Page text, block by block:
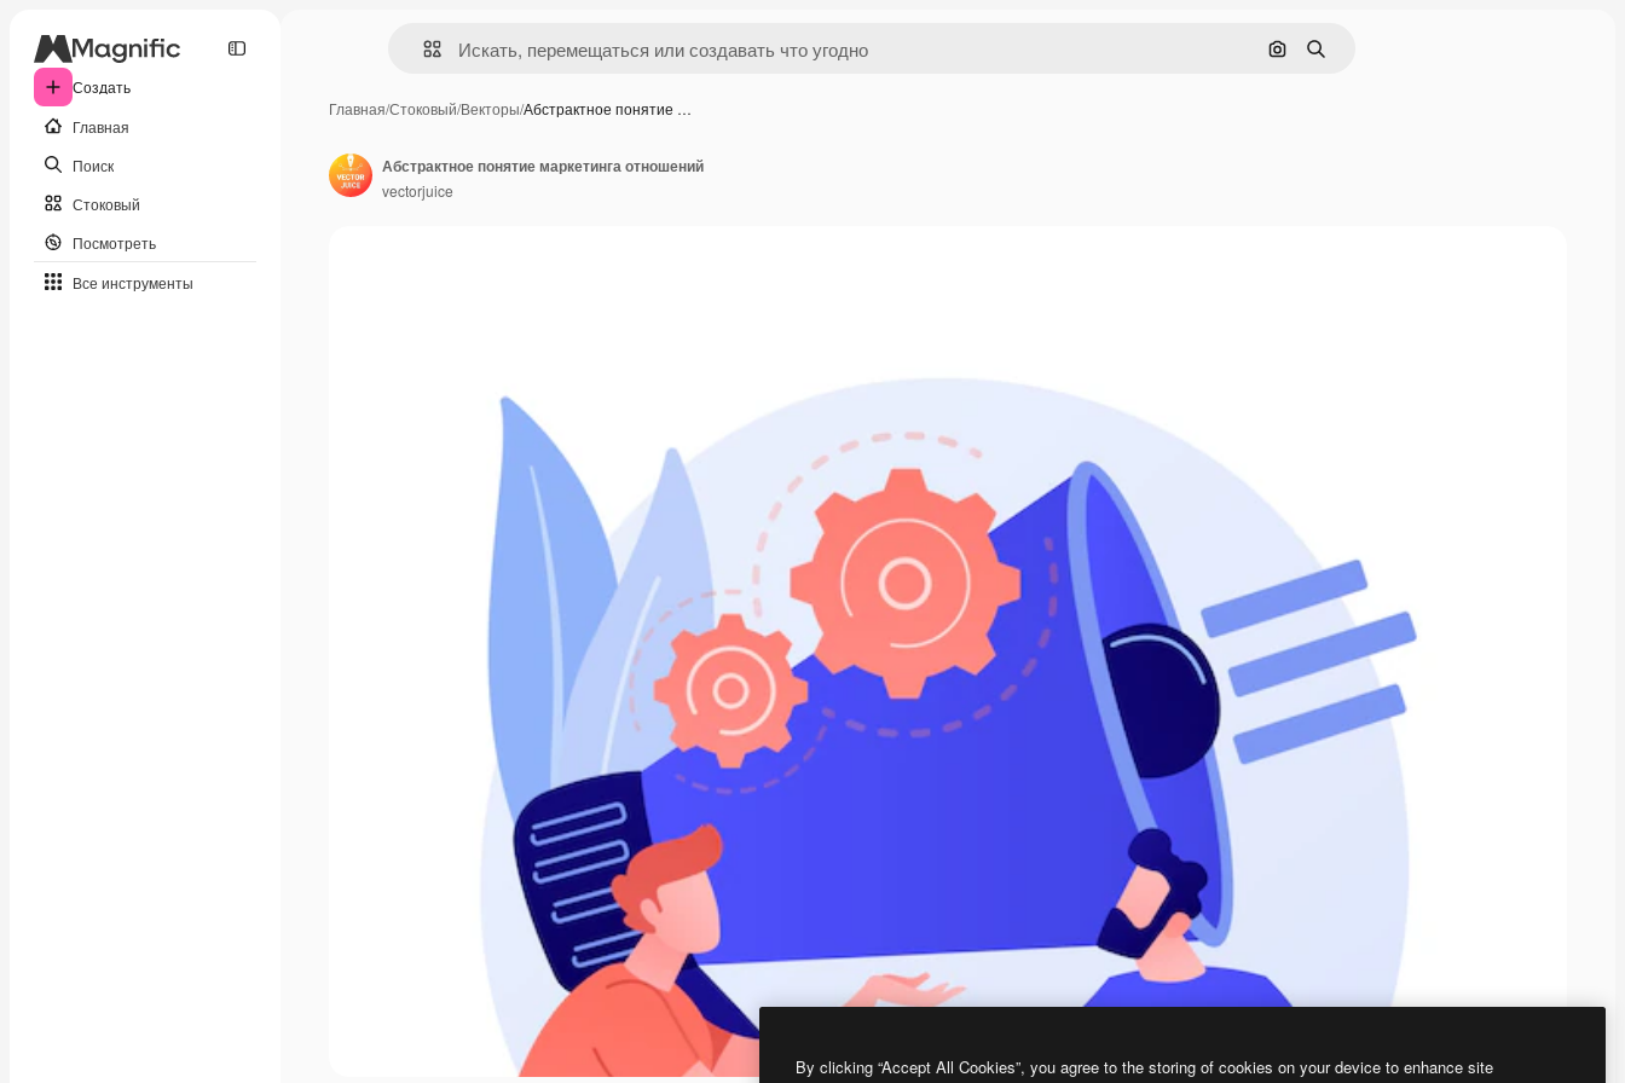
Создать
Главная
Поиск
Стоковый
Посмотреть
Все инструменты
Поиск по изображению
Поиск
Главная/Стоковый/Векторы/Абстрактное понятие …
Абстрактное понятие маркетинга отношений
vectorjuice
By clicking “Accept All Cookies”, you agree to the storing of cookies on your device to enhance site